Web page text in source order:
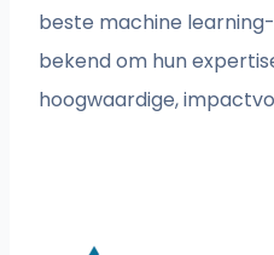
beste machine
bekend om hun
hoogwaardige,